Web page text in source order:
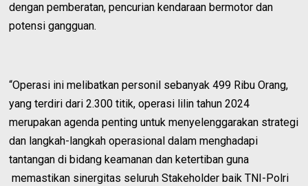
dengan pemberatan, pencurian kendaraan bermotor dan
potensi gangguan.
“Operasi ini melibatkan personil sebanyak 499 Ribu Orang,
yang terdiri dari 2.300 titik, operasi lilin tahun 2024
merupakan agenda penting untuk menyelenggarakan strategi
dan langkah-langkah operasional dalam menghadapi
tantangan di bidang keamanan dan ketertiban guna
memastikan sinergitas seluruh Stakeholder baik TNI-Polri